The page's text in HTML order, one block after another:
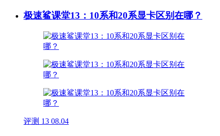
极速鲨课堂13：10系和20系显卡区别在哪？
评测 13 08.04